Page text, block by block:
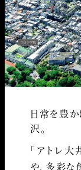
日常を豊
沢。
「アトレ
や、多彩